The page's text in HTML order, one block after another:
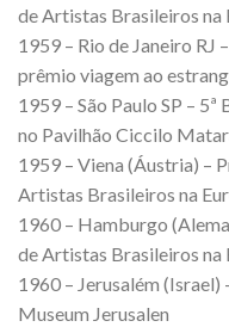
de Artistas Brasileiros na
1959 – Rio de Janeiro RJ
prêmio viagem ao
1959 – São Paulo SP –
no Pavilhão Ciccilo
1959 – Viena (Áustria) –
Artistas Brasileiros na
1960 – Hamburgo
de Artistas Brasileiros na
1960 – Jerusalém
Museum Jerusalen